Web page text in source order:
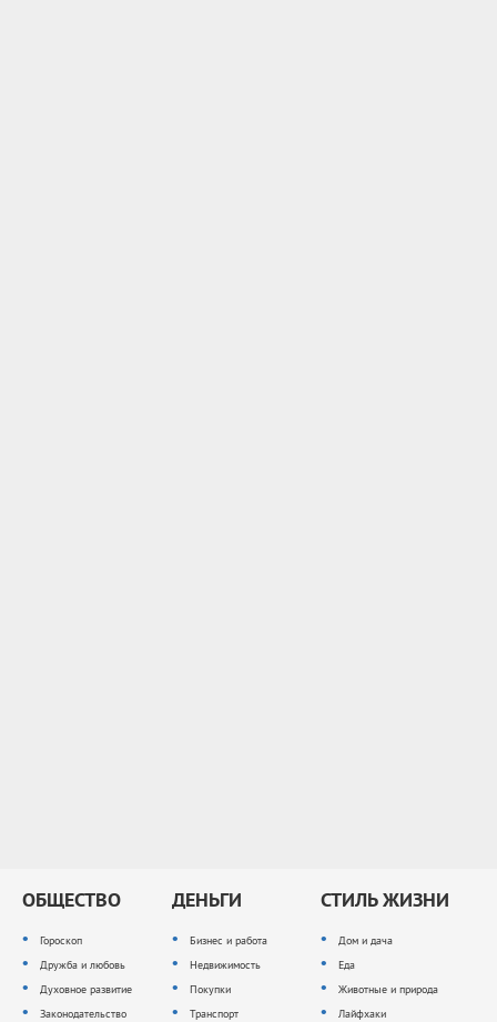
ОБЩЕСТВО
Гороскоп
Дружба и любовь
Духовное развитие
Законодательство
ДЕНЬГИ
Бизнес и работа
Недвижимость
Покупки
Транспорт
СТИЛЬ ЖИЗНИ
Дом и дача
Еда
Животные и природа
Лайфхаки